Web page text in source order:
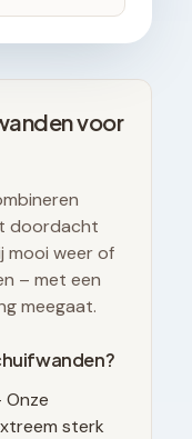
voor
doordacht
mooi weer of
– met een
meegaat.
Onze
sterk